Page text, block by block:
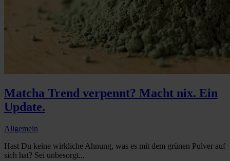
Matcha Trend verpennt? Macht nix. Ein
Update.
Allgemein
Hast Du keine wirkliche Ahnung, was es mit dem grünen Pulver auf
sich hat? Sei unbesorgt...